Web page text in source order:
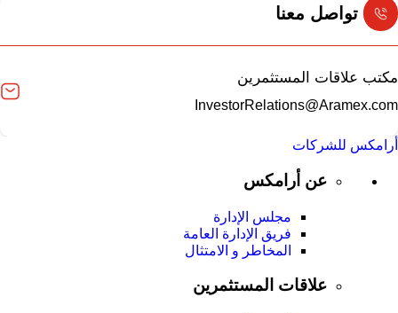
تواصل معنا
مكتب علاقات المستثمرين
InvestorRelations@Aramex.com
أرامكس للشركات
عن أرامكس
مجلس الإدارة
فريق الإدارة العامة
المخاطر و الامتثال
علاقات المستثمرين